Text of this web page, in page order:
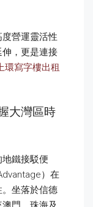
營運靈活性
，更是連接
環寫字樓出租
大灣區時
鐵接駁便
）在
坐落於信德